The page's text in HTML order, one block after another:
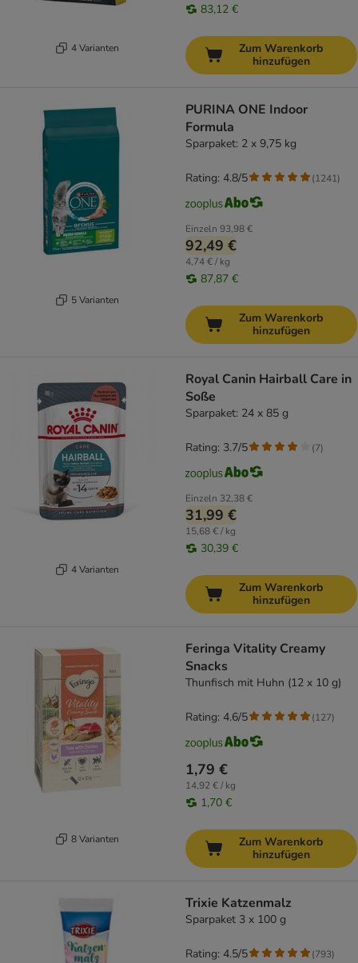
4 Varianten
83,12 €
Zum Warenkorb
hinzufügen
5 Varianten
PURINA ONE Indoor
Formula
Sparpaket: 2 x 9,75 kg
Einzeln 93,98 €
92,49 €
4,74 € / kg
87,87 €
Rating: 4.8/5 (1241)
Zum Warenkorb
hinzufügen
4 Varianten
Royal Canin Hairball Care in
Soße
Sparpaket: 24 x 85 g
Einzeln 32,38 €
31,99 €
15,68 € / kg
30,39 €
Rating: 3.7/5 (7)
Zum Warenkorb
hinzufügen
8 Varianten
Feringa Vitality Creamy
Snacks
Thunfisch mit Huhn (12 x 10 g)
1,79 €
14,92 € / kg
1,70 €
Rating: 4.6/5 (127)
Zum Warenkorb
hinzufügen
Trixie Katzenmalz
Sparpaket 3 x 100 g
Rating: 4.5/5 (793)